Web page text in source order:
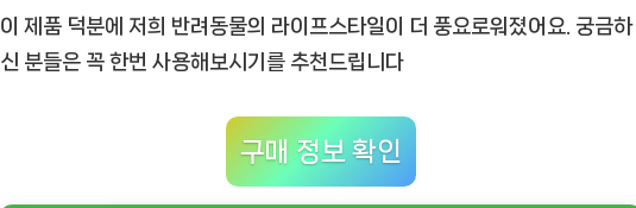
이 제품 덕분에 저희 반려동물의 라이프스타일이 더 풍요로워졌어요. 궁금하
신 분들은 꼭 한번 사용해보시기를 추천드립니다
구매 정보 확인